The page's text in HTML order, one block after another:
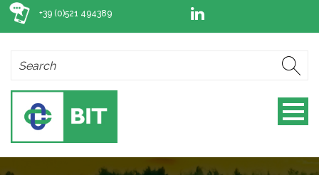
+39 (0)521 494389